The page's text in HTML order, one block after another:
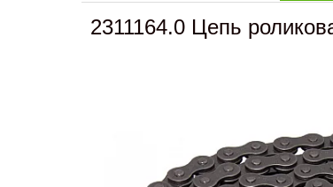
2311164.0 Цепь